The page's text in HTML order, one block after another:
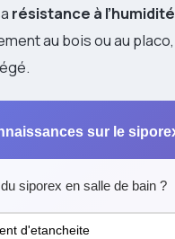
résistance à l’humidité
au bois ou au
sur le
siporex en salle de bain ?
d'etancheite